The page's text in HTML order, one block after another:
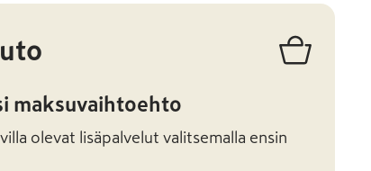
maksuvaihtoehto
olevat lisäpalvelut valitsemalla ensin